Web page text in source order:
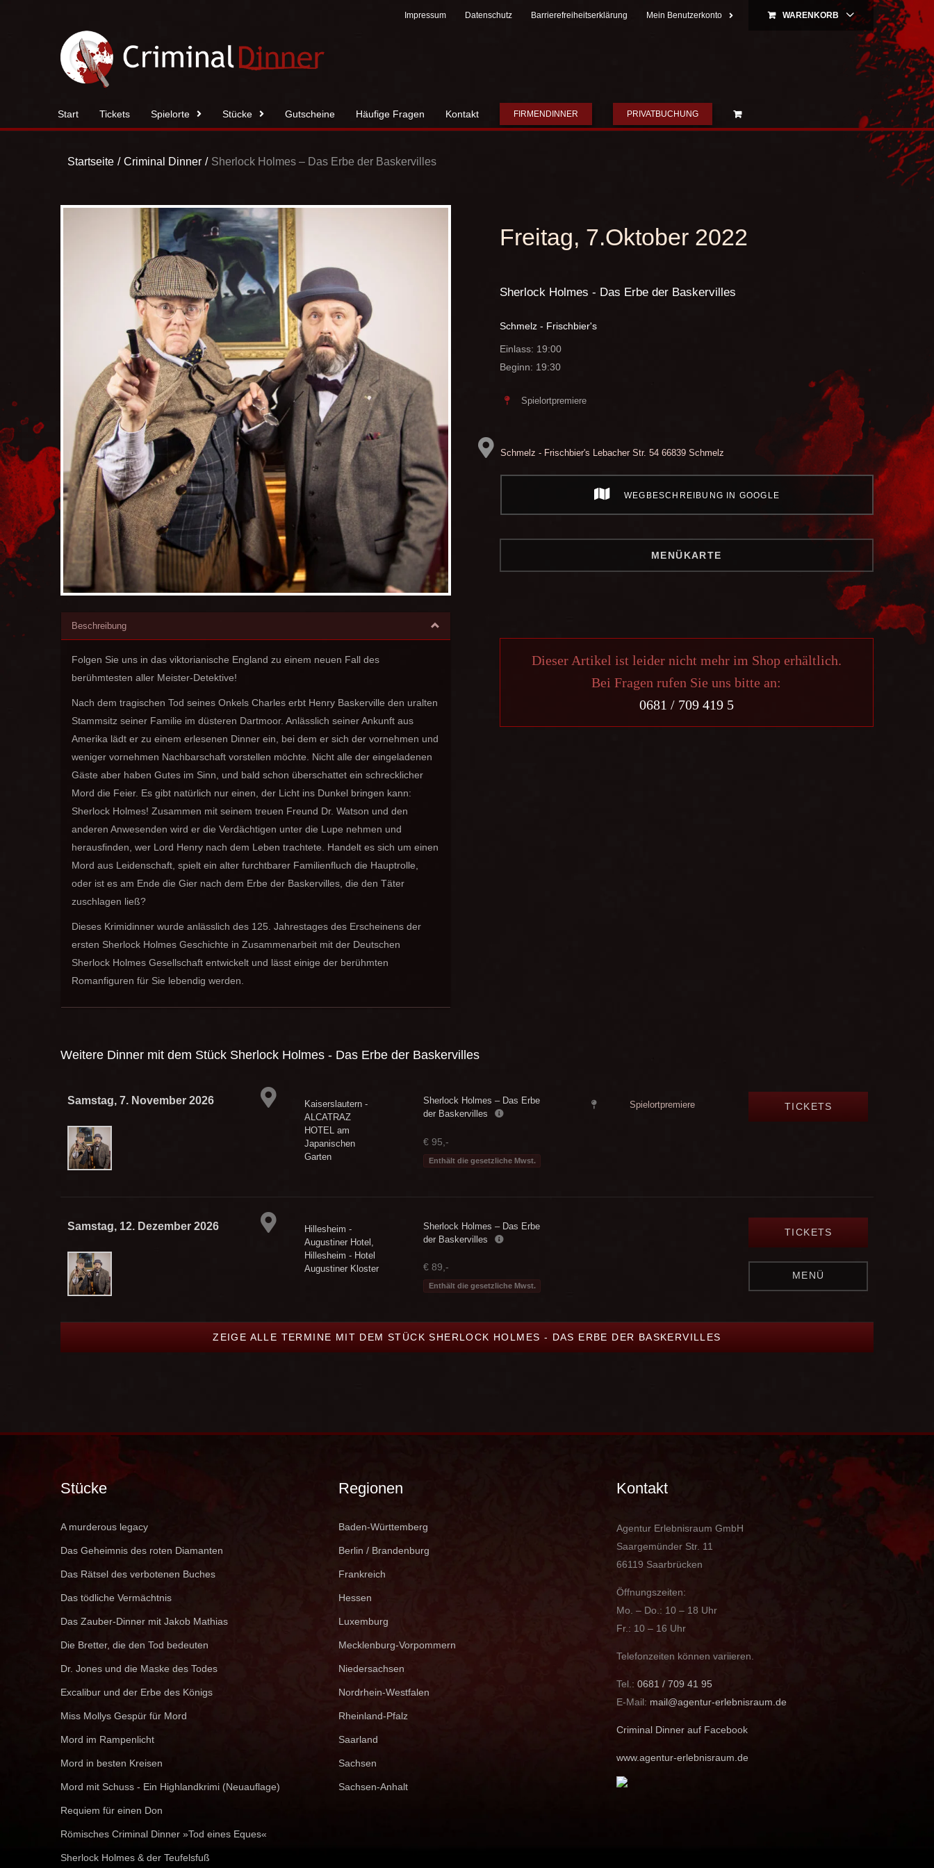
Impressum Datenschutz Barrierefreiheitserklärung Mein Benutzerkonto WARENKORB
Start Tickets Spielorte Stücke Gutscheine Häufige Fragen Kontakt FIRMENDINNER PRIVATBUCHUNG
Startseite Criminal Dinner Sherlock Holmes – Das Erbe der Baskervilles
Beschreibung
Folgen Sie uns in das viktorianische England zu einem neuen Fall des
berühmtesten aller Meister-Detektive!
Nach dem tragischen Tod seines Onkels Charles erbt Henry Baskerville den uralten
Stammsitz seiner Familie im düsteren Dartmoor. Anlässlich seiner Ankunft aus
Amerika lädt er zu einem erlesenen Dinner ein, bei dem er sich der vornehmen und
weniger vornehmen Nachbarschaft vorstellen möchte. Nicht alle der eingeladenen
Gäste aber haben Gutes im Sinn, und bald schon überschattet ein schrecklicher
Mord die Feier. Es gibt natürlich nur einen, der Licht ins Dunkel bringen kann:
Sherlock Holmes! Zusammen mit seinem treuen Freund Dr. Watson und den
anderen Anwesenden wird er die Verdächtigen unter die Lupe nehmen und
herausfinden, wer Lord Henry nach dem Leben trachtete. Handelt es sich um einen
Mord aus Leidenschaft, spielt ein alter furchtbarer Familienfluch die Hauptrolle,
oder ist es am Ende die Gier nach dem Erbe der Baskervilles, die den Täter
zuschlagen ließ?
Dieses Krimidinner wurde anlässlich des 125. Jahrestages des Erscheinens der
ersten Sherlock Holmes Geschichte in Zusammenarbeit mit der Deutschen
Sherlock Holmes Gesellschaft entwickelt und lässt einige der berühmten
Romanfiguren für Sie lebendig werden.
Freitag, 7.Oktober 2022
Sherlock Holmes - Das Erbe der Baskervilles
Schmelz - Frischbier's
Einlass: 19:00
Beginn: 19:30
Spielortpremiere
Schmelz - Frischbier's Lebacher Str. 54 66839 Schmelz
WEGBESCHREIBUNG IN GOOGLE
MENÜKARTE
Dieser Artikel ist leider nicht mehr im Shop erhältlich.
Bei Fragen rufen Sie uns bitte an:
0681 / 709 419 5
Weitere Dinner mit dem Stück Sherlock Holmes - Das Erbe der Baskervilles
Samstag, 7. November 2026
Kaiserslautern -
ALCATRAZ
HOTEL am
Japanischen
Garten
Sherlock Holmes – Das Erbe
der Baskervilles
€ 95,-
Enthält die gesetzliche Mwst.
Spielortpremiere TICKETS
Samstag, 12. Dezember 2026
Hillesheim -
Augustiner Hotel ,
Hillesheim - Hotel
Augustiner Kloster
Sherlock Holmes – Das Erbe
der Baskervilles
€ 89,-
Enthält die gesetzliche Mwst.
TICKETS
MENÜ
ZEIGE ALLE TERMINE MIT DEM STÜCK SHERLOCK HOLMES - DAS ERBE DER BASKERVILLES
Stücke
A murderous legacy
Das Geheimnis des roten Diamanten
Das Rätsel des verbotenen Buches
Das tödliche Vermächtnis
Das Zauber-Dinner mit Jakob Mathias
Die Bretter, die den Tod bedeuten
Dr. Jones und die Maske des Todes
Excalibur und der Erbe des Königs
Miss Mollys Gespür für Mord
Mord im Rampenlicht
Mord in besten Kreisen
Mord mit Schuss - Ein Highlandkrimi (Neuauflage)
Requiem für einen Don
Römisches Criminal Dinner »Tod eines Eques«
Sherlock Holmes & der Teufelsfuß
Regionen
Baden-Württemberg
Berlin / Brandenburg
Frankreich
Hessen
Luxemburg
Mecklenburg-Vorpommern
Niedersachsen
Nordrhein-Westfalen
Rheinland-Pfalz
Saarland
Sachsen
Sachsen-Anhalt
Kontakt
Agentur Erlebnisraum GmbH
Saargemünder Str. 11
66119 Saarbrücken
Öffnungszeiten:
Mo. – Do.: 10 – 18 Uhr
Fr.: 10 – 16 Uhr
Telefonzeiten können variieren.
Tel.: 0681 / 709 41 95
E-Mail: mail@agentur-erlebnisraum.de
Criminal Dinner auf Facebook
www.agentur-erlebnisraum.de